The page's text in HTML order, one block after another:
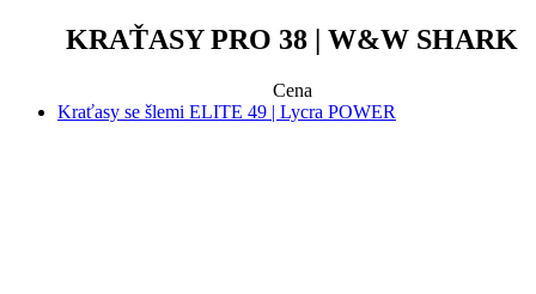
KRAŤASY PRO 38 | W&W SHARK
Cena
Kraťasy se šlemi ELITE 49 | Lycra POWER